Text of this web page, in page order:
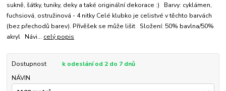
sukně, šátky, tuniky, deky a také originální dekorace :) Barvy: cyklámen,
fuchsiová, ostružinová - 4 nitky Celé klubko je celistvé v těchto barvách
(bez přechodů barev). Přívěšek se může lišit Složení: 50% bavlna/50%
akryl Návi... celý popis
Dostupnost
k odeslání od 2 do 7 dnů
NÁVIN